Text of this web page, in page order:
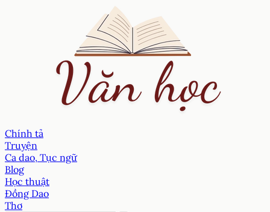
Chính tả
Truyện
Ca dao, Tục ngữ
Blog
Học thuật
Đồng Dao
Thơ